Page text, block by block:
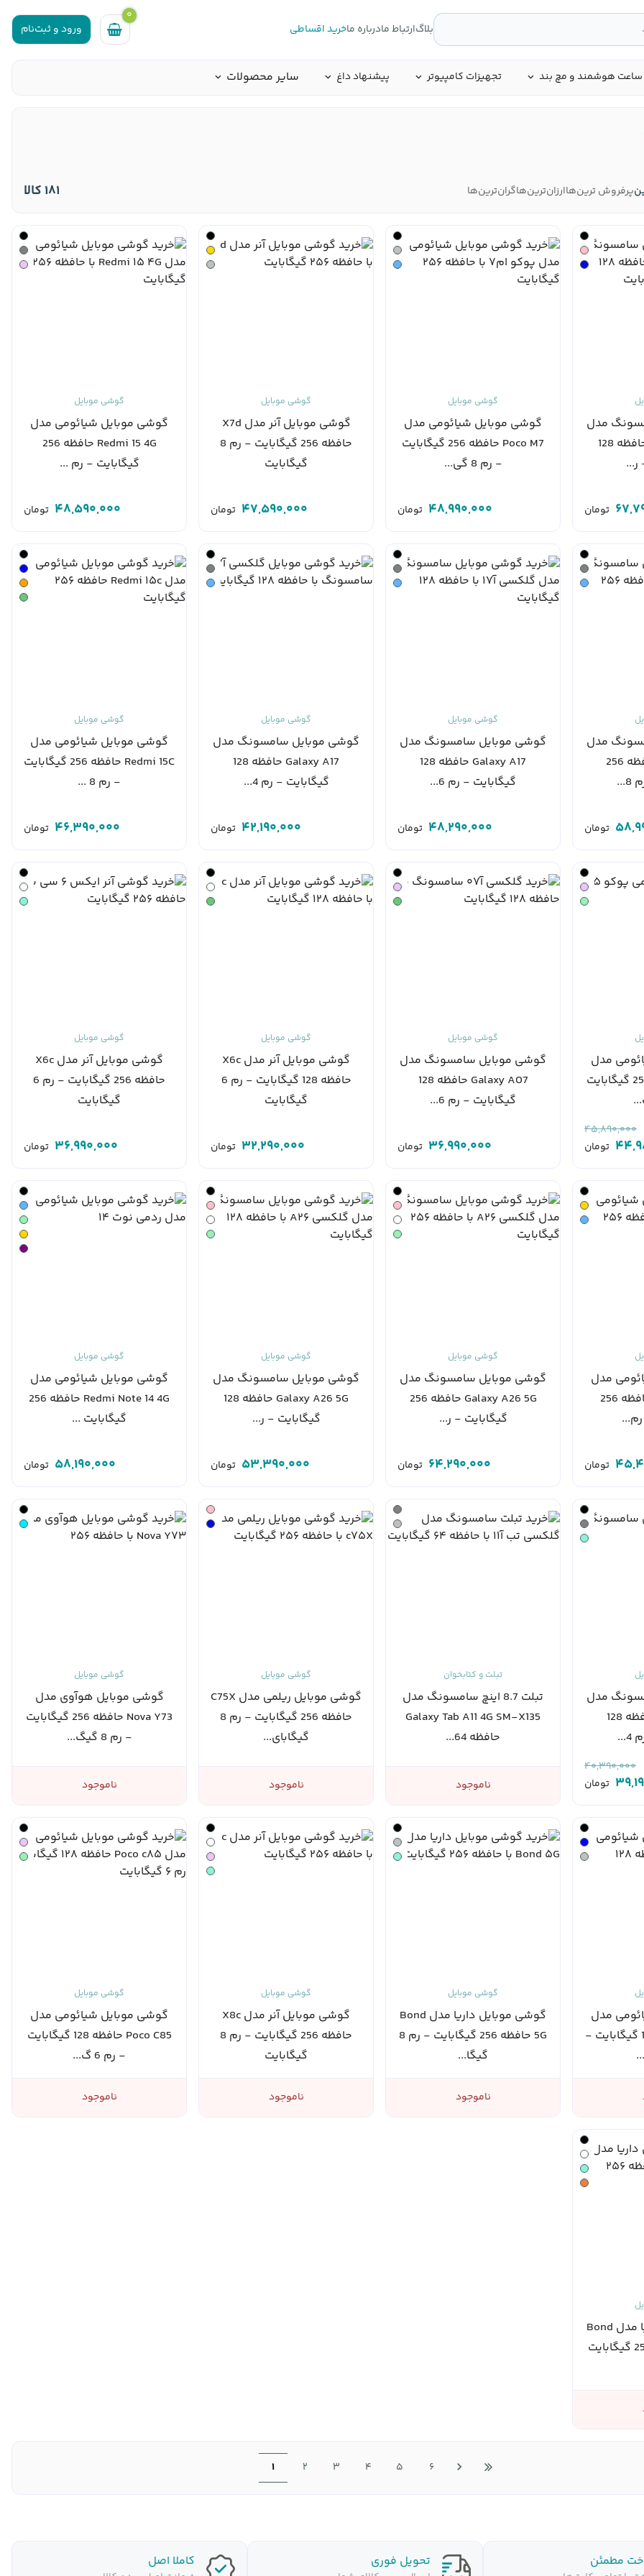
بلاگارتباط مادرباره ماخرید اقساطی
0
ورود و ثبت‌نام
ساعت هوشمند و مچ بند تجهیزات کامپیوتر پیشنهاد داغ سایر محصولات
پرفروش ترین‌هاارزان‌ترین‌هاگران‌ترین‌ها 181 کالا
مدل
Galaxy A27 5G حافظه 128
ر...
تومان
گوشی موبایل
گوشی موبایل شیائومی مدل
Poco M7 حافظه 256 گیگابایت
- رم 8 گی...
48,990,000 تومان
گوشی موبایل
گوشی موبایل آنر مدل X7d
حافظه 256 گیگابایت - رم 8
گیگابایت
47,590,000 تومان
گوشی موبایل
گوشی موبایل شیائومی مدل
Redmi 15 4G حافظه 256
گیگابایت - رم ...
48,590,000 تومان
مدل
Galaxy A17 حافظه 256
تومان
گوشی موبایل
گوشی موبایل سامسونگ مدل
Galaxy A17 حافظه 128
گیگابایت - رم 6...
48,290,000 تومان
گوشی موبایل
گوشی موبایل سامسونگ مدل
Galaxy A17 حافظه 128
گیگابایت - رم 4...
42,190,000 تومان
گوشی موبایل
گوشی موبایل شیائومی مدل
Redmi 15C حافظه 256 گیگابایت
- رم 8 ...
46,390,000 تومان
مدل
Poco C85 حافظه 256 گیگابایت
45,890,000
تومان
گوشی موبایل
گوشی موبایل سامسونگ مدل
Galaxy A07 حافظه 128
گیگابایت - رم 6...
36,990,000 تومان
گوشی موبایل
گوشی موبایل آنر مدل X6c
حافظه 128 گیگابایت - رم 6
گیگابایت
32,290,000 تومان
گوشی موبایل
گوشی موبایل آنر مدل X6c
حافظه 256 گیگابایت - رم 6
گیگابایت
36,990,000 تومان
مدل
Redmi 13x 4G حافظه 256
تومان
گوشی موبایل
گوشی موبایل سامسونگ مدل
Galaxy A26 5G حافظه 256
گیگابایت - ر...
64,290,000 تومان
گوشی موبایل
گوشی موبایل سامسونگ مدل
Galaxy A26 5G حافظه 128
گیگابایت - ر...
53,390,000 تومان
گوشی موبایل
گوشی موبایل شیائومی مدل
Redmi Note 14 4G حافظه 256
گیگابایت ...
58,190,000 تومان
مدل
Galaxy A16 حافظه 128
40,390,000
تومان
تبلت و کتابخوان
تبلت 8.7 اینچ سامسونگ مدل
Galaxy Tab A11 4G SM-X135
حافظه 64...
ناموجود
گوشی موبایل
گوشی موبایل ریلمی مدل C75X
حافظه 256 گیگابایت - رم 8
گیگابای...
ناموجود
گوشی موبایل
گوشی موبایل هوآوی مدل
Nova Y73 حافظه 256 گیگابایت
- رم 8 گیگ...
ناموجود
مدل
Poco M7 حافظه 128 گیگابایت -
گوشی موبایل
گوشی موبایل داریا مدل Bond
5G حافظه 256 گیگابایت - رم 8
گیگا...
ناموجود
گوشی موبایل
گوشی موبایل آنر مدل X8c
حافظه 256 گیگابایت - رم 8
گیگابایت
ناموجود
گوشی موبایل
گوشی موبایل شیائومی مدل
Poco C85 حافظه 128 گیگابایت
- رم 6 گ...
ناموجود
گوشی موبایل داریا مدل Bond
II Lite 5G حافظه 256 گیگابایت
1 2 3 4 5 6
مطمئن تحویل فوری کاملا اصل